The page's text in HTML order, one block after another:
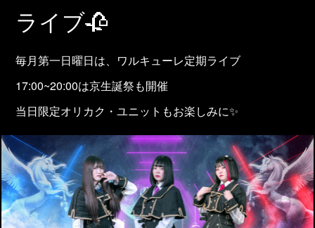
ライブ🥀
毎月第一日曜日は、ワルキューレ定期ライブ
17:00~20:00は京生誕祭も開催
当日限定オリカク・ユニットもお楽しみに✨